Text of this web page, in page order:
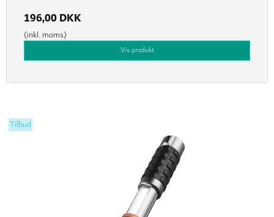
196,00 DKK
(inkl. moms)
Vis produkt
Tilbud